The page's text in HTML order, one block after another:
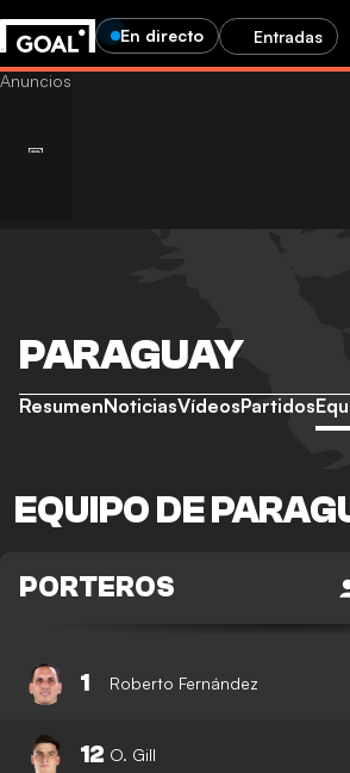
En directo Entradas
PARAGUAY
ResumenNoticiasVídeosPartidos
EQUIPO DE
PORTEROS
1 Roberto Fernández
12 O. Gill